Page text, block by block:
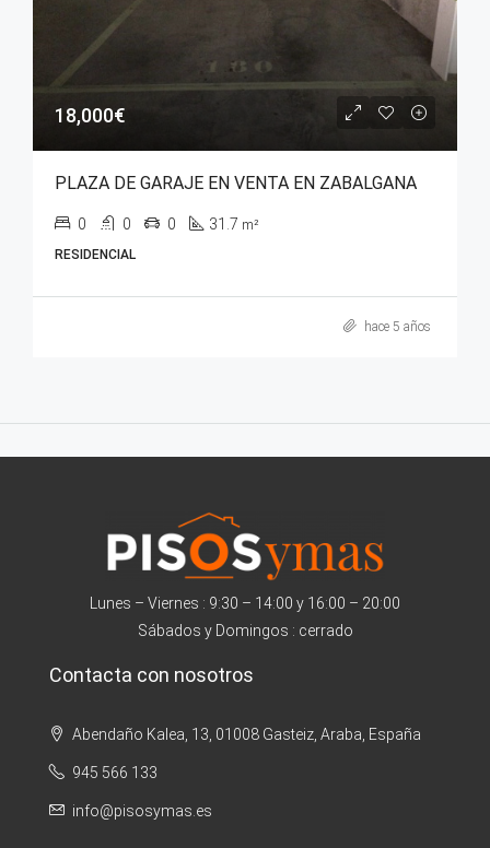
18,000€
PLAZA DE GARAJE EN VENTA EN ZABALGANA
0 0 0 31.7 m²
RESIDENCIAL
hace 5 años
Lunes – Viernes : 9:30 – 14:00 y 16:00 – 20:00
Sábados y Domingos : cerrado
Contacta con nosotros
Abendaño Kalea, 13, 01008 Gasteiz, Araba, España
945 566 133
info@pisosymas.es